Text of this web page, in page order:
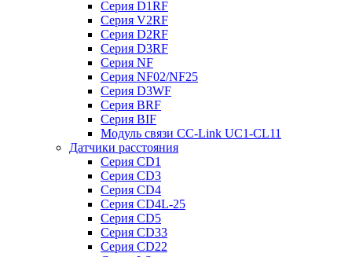
Серия D1RF
Серия V2RF
Серия D2RF
Серия D3RF
Серия NF
Серия NF02/NF25
Серия D3WF
Серия BRF
Серия BIF
Модуль связи CC-Link UC1-CL11
Датчики расстояния
Серия CD1
Серия CD3
Серия CD4
Серия CD4L-25
Серия CD5
Серия CD33
Серия CD22